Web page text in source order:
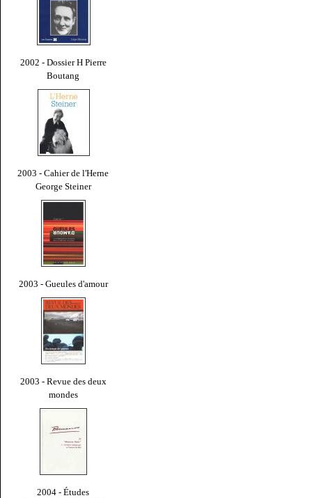
2002 - Dossier H Pierre
Boutang
2003 - Cahier de l'Herne
George Steiner
2003 - Gueules d'amour
2003 - Revue des deux
mondes
2004 - Études